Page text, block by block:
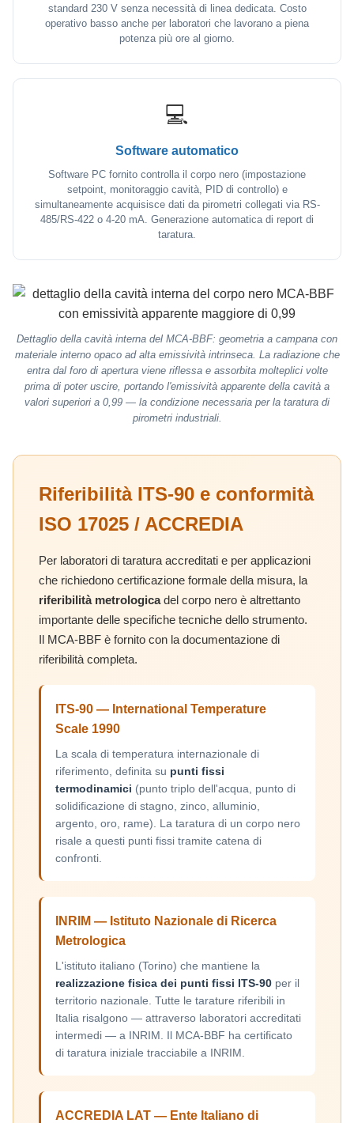
standard 230 V senza necessità di linea dedicata. Costo
operativo basso anche per laboratori che lavorano a piena
potenza più ore al giorno.
💻
Software automatico
Software PC fornito controlla il corpo nero (impostazione
setpoint, monitoraggio cavità, PID di controllo) e
simultaneamente acquisisce dati da pirometri collegati via RS-
485/RS-422 o 4-20 mA. Generazione automatica di report di
taratura.
Dettaglio della cavità interna del MCA-BBF: geometria a campana con
materiale interno opaco ad alta emissività intrinseca. La radiazione che
entra dal foro di apertura viene riflessa e assorbita molteplici volte
prima di poter uscire, portando l'emissività apparente della cavità a
valori superiori a 0,99 — la condizione necessaria per la taratura di
pirometri industriali.
Riferibilità ITS-90 e conformità
ISO 17025 / ACCREDIA
Per laboratori di taratura accreditati e per applicazioni
che richiedono certificazione formale della misura, la
riferibilità metrologicadel corpo nero è altrettanto
importante delle specifiche tecniche dello strumento.
Il MCA-BBF è fornito con la documentazione di
riferibilità completa.
ITS-90 — International Temperature
Scale 1990
La scala di temperatura internazionale di
riferimento, definita su punti fissi
termodinamici (punto triplo dell'acqua, punto di
solidificazione di stagno, zinco, alluminio,
argento, oro, rame). La taratura di un corpo nero
risale a questi punti fissi tramite catena di
confronti.
INRIM — Istituto Nazionale di Ricerca
Metrologica
L'istituto italiano (Torino) che mantiene la
realizzazione fisica dei punti fissi ITS-90 per il
territorio nazionale. Tutte le tarature riferibili in
Italia risalgono — attraverso laboratori accreditati
intermedi — a INRIM. Il MCA-BBF ha certificato
di taratura iniziale tracciabile a INRIM.
ACCREDIA LAT — Ente Italiano di